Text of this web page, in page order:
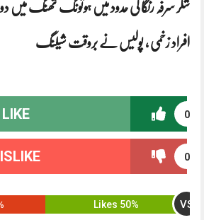
شگر سرفہ رنگا کی حدود میں ہوتونگ تھنگ میں دو
افراد زخمی ، پولیس نے بروقت شیلنگ
0
LIKE
0
50% Likes VS